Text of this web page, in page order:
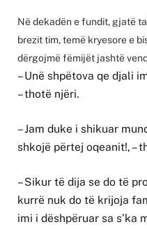
Në dekadën e fundit, gjatë
brezit tim, temë kryesore e
dërgojmë fëmijët jashtë
– Unë shpëtova qe djali
– thotë njëri.
– Jam duke i shikuar
shkojë përtej oqeanit!, –
– Sikur të dija se do të
kurrë nuk do të krijoja
imi i dëshpëruar sa s’ka